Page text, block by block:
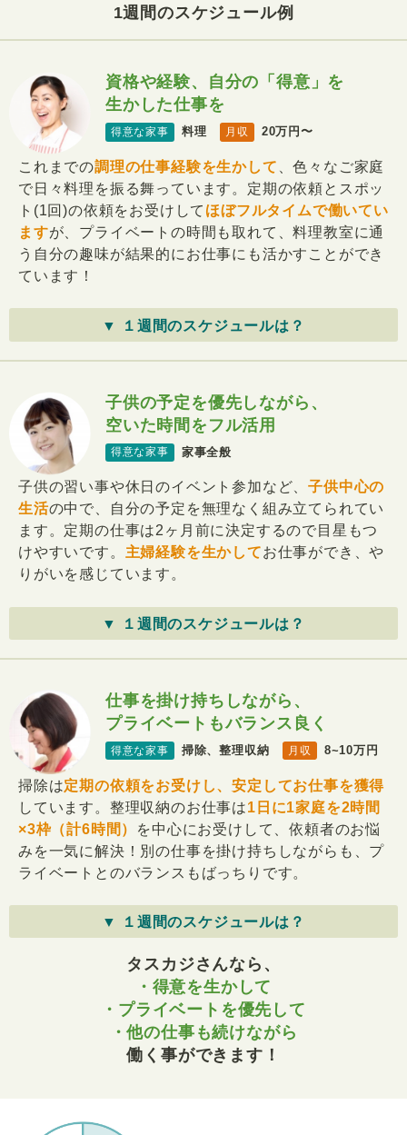
1週間のスケジュール例
資格や経験、自分の「得意」を
生かした仕事を
得意な家事 料理 月収 20万円〜
これまでの調理の仕事経験を生かして 、色々なご家庭
で日々料理を振る舞っています。定期の依頼とスポッ
ト(1回)の依頼をお受けして ほぼフルタイムで働いてい
ますが、プライベートの時間も取れて、料理教室に通
う自分の趣味が結果的にお仕事にも活かすことができ
ています！
▼ １週間のスケジュールは？
子供の予定を優先しながら、
空いた時間をフル活用
得意な家事 家事全般
子供の習い事や休日のイベント参加など、子供中心の
生活の中で、自分の予定を無理なく組み立てられてい
ます。定期の仕事は2ヶ月前に決定するので目星もつ
けやすいです。 主婦経験を生かしてお仕事ができ、や
りがいを感じています。
▼ １週間のスケジュールは？
仕事を掛け持ちしながら、
プライベートもバランス良く
得意な家事 掃除、整理収納 月収 8~10万円
掃除は定期の依頼をお受けし、安定してお仕事を獲得
しています。整理収納のお仕事は1日に1家庭を2時間
×3枠（計6時間）
を中心にお受けして、依頼者のお悩
みを一気に解決！別の仕事を掛け持ちしながらも、プ
ライベートとのバランスもばっちりです。
▼ １週間のスケジュールは？
タスカジさんなら、
・得意を生かして
・プライベートを優先して
・他の仕事も続けながら
働く事ができます！